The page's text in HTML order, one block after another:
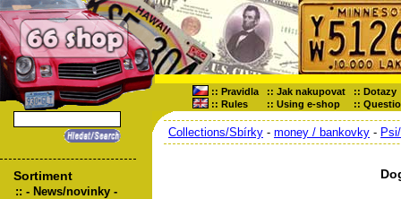
:: Pravidla :: Jak nakupovat :: Dotazy
:: Rules :: Using e-shop ::
Sortiment
:: - News/novinky -
Collections/Sbírky - money / bankovky -